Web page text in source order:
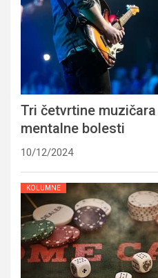
Tri četvrtine
mentalne bolesti
10/12/2024
KOLUMNE